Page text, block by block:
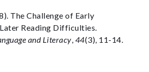
The Challenge of Early
Reading Difficulties.
and Literacy, 44(3), 11-14.